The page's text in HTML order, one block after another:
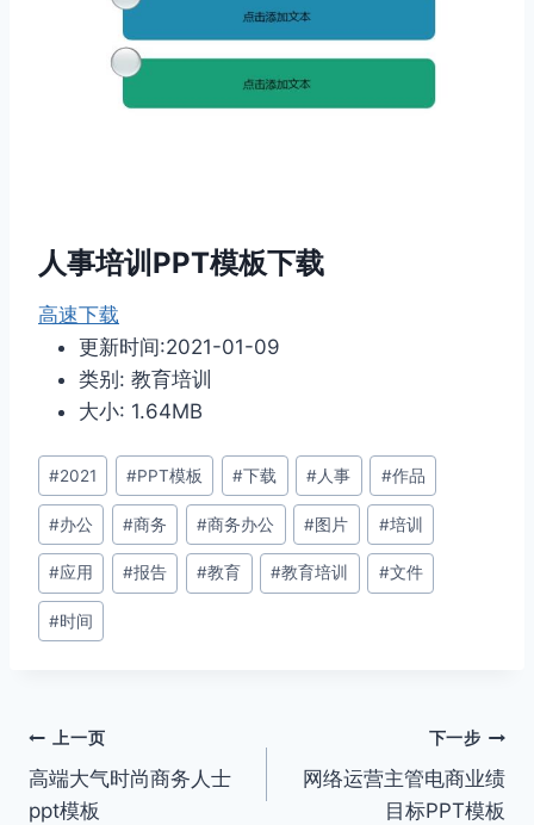
人事培训PPT模板下载
高速下载
更新时间:2021-01-09
类别: 教育培训
大小: 1.64MB
文
章
标
签：
#2021 #PPT模板 #下载 #人事 #作品
#办公 #商务 #商务办公 #图片 #培训
#应用 #报告 #教育 #教育培训 #文件
#时间
文
章
上一页
高端大气时尚商务人士
ppt模板
下一步
网络运营主管电商业绩
目标PPT模板